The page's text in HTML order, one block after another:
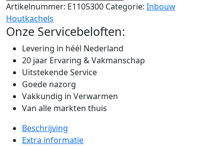
Artikelnummer: E1105300 Categorie: Inbouw
Houtkachels
Onze Servicebeloften:
Levering in héél Nederland
20 jaar Ervaring & Vakmanschap
Uitstekende Service
Goede nazorg
Vakkundig in Verwarmen
Van alle markten thuis
Beschrijving
Extra informatie